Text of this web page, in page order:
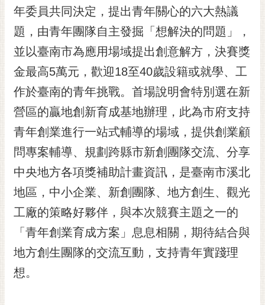
導
覽
訂
閱
RSS
訂
閱
電
子
報
市
民
信
箱
English
日
本
年委員共同決定，提出青年關心的六大熱議
題，由青年團隊自主發掘「想解決的問題」，
並以臺南市為應用場域提出創意解方，決賽獎
金最高5萬元，歡迎18至40歲設籍或就學、工
作於臺南的青年挑戰。首場說明會特別選在新
營區的贏地創新育成基地辦理，此為市府支持
青年創業進行一站式輔導的場域，提供創業顧
問專案輔導、規劃跨縣市新創團隊交流、分享
中央地方各項獎補助計畫資訊，是臺南市溪北
地區，中小企業、新創團隊、地方創生、觀光
工廠的策略好夥伴，與本次競賽主題之一的
「青年創業育成方案」息息相關，期待結合與
地方創生團隊的交流互動，支持青年實踐理
想。